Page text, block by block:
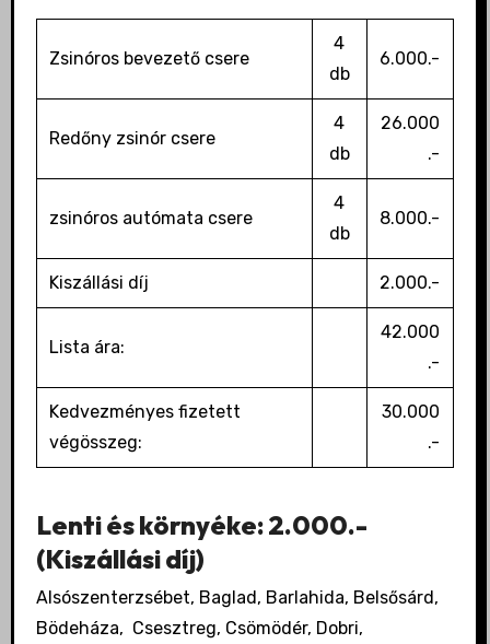
Zsinóros bevezető csere
4
db
6.000.-
Redőny zsinór csere
4
db
26.000
.-
zsinóros autómata csere
4
db
8.000.-
Kiszállási díj 2.000.-
Lista ára:
42.000
.-
Kedvezményes fizetett
végösszeg:
30.000
.-
Lenti és környéke: 2.000.-
(Kiszállási díj)
Alsószenterzsébet, Baglad, Barlahida, Belsősárd,
Bödeháza, Csesztreg, Csömödér, Dobri,